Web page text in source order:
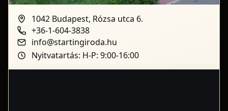
1042 Budapest, Rózsa utca 6.
+36-1-604-3838
info@startingiroda.hu
Nyitvatartás: H-P: 9:00-16:00